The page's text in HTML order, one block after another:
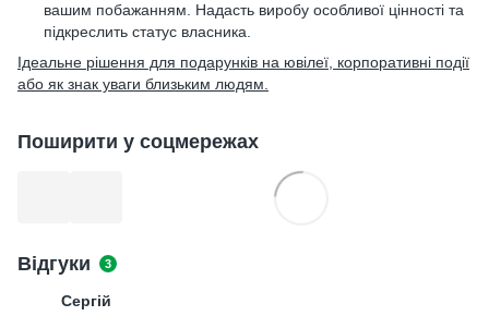
вашим побажанням. Надасть виробу особливої цінності та
підкреслить статус власника.
Ідеальне рішення для подарунків на ювілеї, корпоративні події
або як знак уваги близьким людям.
Поширити у соцмережах
Відгуки 3
Сергій